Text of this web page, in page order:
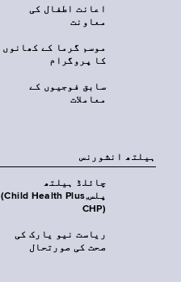
اعانت اطفال کی
معاونت
موسم گرما کے کھانوں
کا پروگرام
سابق فوجیوں کے
معاملات
‏ہیلتھ انشورنس
چائلڈ ہیلتھ
پلس‎(Child Health Plus,
CHP)‎
ریاست نیو یارک کی
صحت کی صورتحال